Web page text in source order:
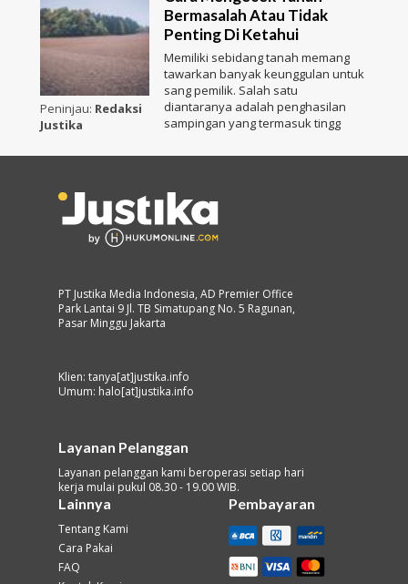
Peninjau: Redaksi
Justika
Bermasalah Atau Tidak
Penting Di Ketahui
Memiliki sebidang tanah memang
tawarkan banyak keunggulan untuk
sang pemilik. Salah satu
diantaranya adalah penghasilan
sampingan yang termasuk tingg
PT Justika Media Indonesia, AD Premier Office
Park Lantai 9 Jl. TB Simatupang No. 5 Ragunan,
Pasar Minggu Jakarta
Klien: tanya[at]justika.info
Umum: halo[at]justika.info
Layanan Pelanggan
Layanan pelanggan kami beroperasi setiap hari
kerja mulai pukul 08.30 - 19.00 WIB.
Lainnya
Tentang Kami
Cara Pakai
FAQ
Pembayaran